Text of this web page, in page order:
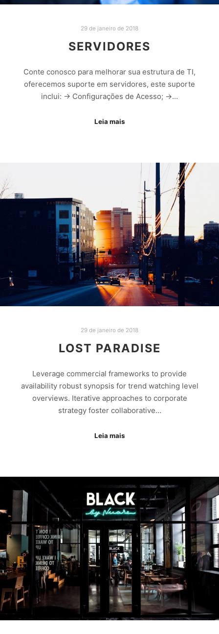
29 de janeiro de 2018
SERVIDORES
Conte conosco para melhorar sua estrutura de TI,
oferecemos suporte em servidores, este suporte
inclui: -> Configurações de Acesso; ->…
Leia mais
29 de janeiro de 2018
LOST PARADISE
Leverage commercial frameworks to provide
availability robust synopsis for trend watching level
overviews. Iterative approaches to corporate
strategy foster collaborative…
Leia mais